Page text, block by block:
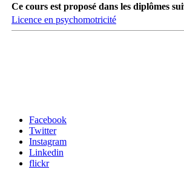
Ce cours est proposé dans les diplômes
Licence en psychomotricité
Facebook
Twitter
Instagram
Linkedin
flickr